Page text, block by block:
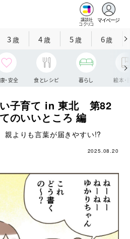
講談社
コクリコ
マイページ
3歳 4歳 5歳 6歳
・安全 食とレシピ 暮らし 絵本・
子育て in 東北 第82
のいいところ 編
親よりも言葉が届きやすい!?
2025.08.20